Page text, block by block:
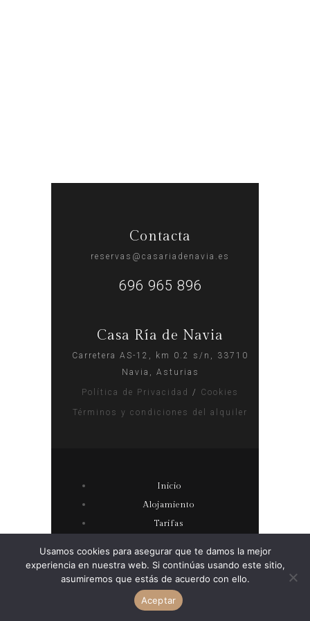
Contacta
reservas@casariadenavia.es
696 965 896
Casa Ría de Navia
Carretera AS-12, km 0.2 s/n, 33710
Navia, Asturias
Política de Privacidad / Cookies
Términos y condiciones del alquiler
Inicio
Alojamiento
Tarifas
Sitios que visitar cerca
© 2023 Todos los derechos reservados
Usamos cookies para asegurar que te damos la mejor
experiencia en nuestra web. Si continúas usando este sitio,
asumiremos que estás de acuerdo con ello.
Aceptar